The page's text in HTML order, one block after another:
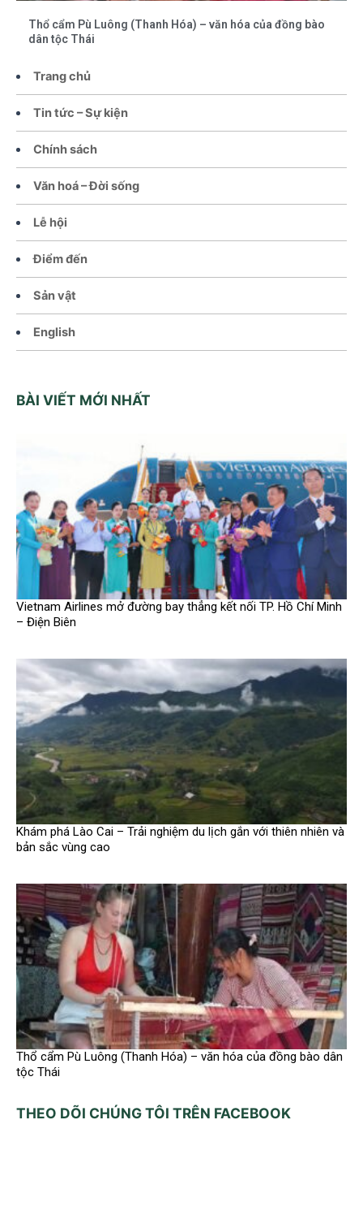
Trang chủ
Tin tức – Sự kiện
Chính sách
Văn hoá – Đời sống
Lễ hội
Điểm đến
Sản vật
English
BÀI VIẾT MỚI NHẤT
Vietnam Airlines mở đường bay thẳng kết nối TP. Hồ Chí Minh
– Điện Biên
Khám phá Lào Cai – Trải nghiệm du lịch gắn với thiên nhiên và
bản sắc vùng cao
Thổ cẩm Pù Luông (Thanh Hóa) – văn hóa của đồng bào dân
tộc Thái
THEO DÕI CHÚNG TÔI TRÊN FACEBOOK
Thổ cẩm Pù Luông (Thanh Hóa) – văn hóa của đồng bào
dân tộc Thái